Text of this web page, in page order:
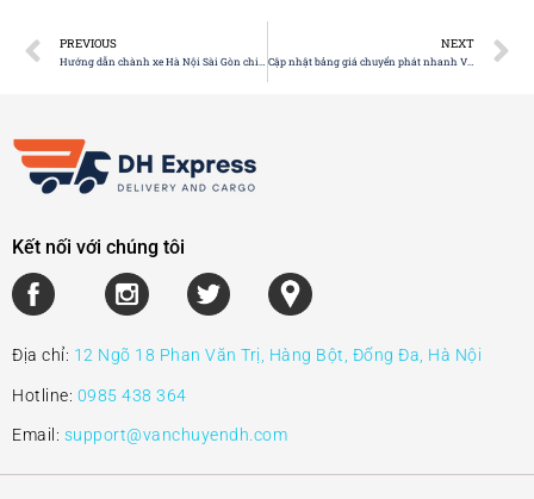
PREVIOUS NEXT
Cập nhật bảng giá chuyển phát nhanh Viettel mới nhất 2025
Kết nối với chúng tôi
Địa chỉ: 12 Ngõ 18 Phan Văn Trị, Hàng Bột, Đống Đa, Hà Nội
Hotline: 0985 438 364
Email: support@vanchuyendh.com